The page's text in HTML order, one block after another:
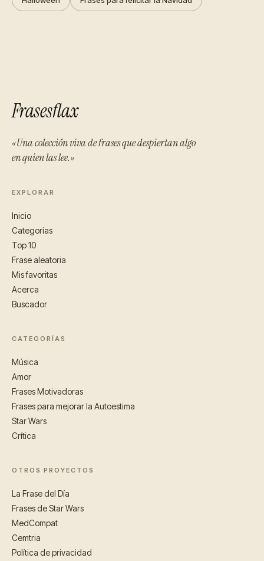
Frasesflax
«Una colección viva de frases que despiertan algo
en quien las lee.»
EXPLORAR
Inicio
Categorías
Top 10
Frase aleatoria
Mis favoritas
Acerca
Buscador
CATEGORÍAS
Música
Amor
Frases Motivadoras
Frases para mejorar la Autoestima
Star Wars
Crítica
OTROS PROYECTOS
La Frase del Día
Frases de Star Wars
MedCompat
Cemtria
Política de privacidad